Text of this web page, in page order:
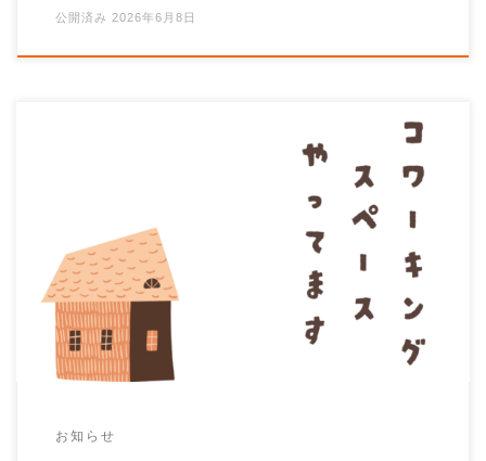
公開済み 2026年6月8日
突然、失礼します。 結論から言いますと、コワーキン
グスペースカジヤノは今もマイペースに運営中です。
それだけを伝えたくて、このお知らせをした […]
お知らせ